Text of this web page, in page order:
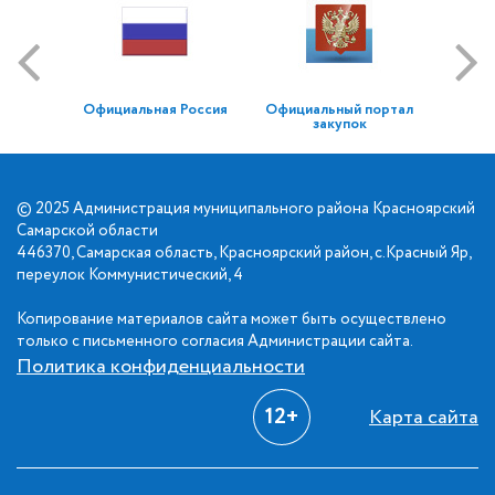
Официальная Россия Официальный портал
закупок
© 2025 Администрация муниципального района Красноярский
Самарской области
446370, Самарская область, Красноярский район, с.Красный Яр,
переулок Коммунистический, 4
Копирование материалов сайта может быть осуществлено
только с письменного согласия Администрации сайта.
Политика конфиденциальности
12+ Карта сайта